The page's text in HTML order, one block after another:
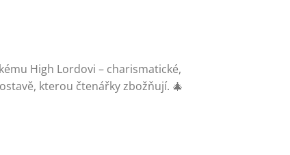
High Lordovi – charismatické,
kterou čtenářky zbožňují. 🎄